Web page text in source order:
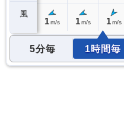
風
1 m/s 1 m/s 1 m/s
5分毎 1時間毎